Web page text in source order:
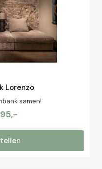
Lorenzo
samen!